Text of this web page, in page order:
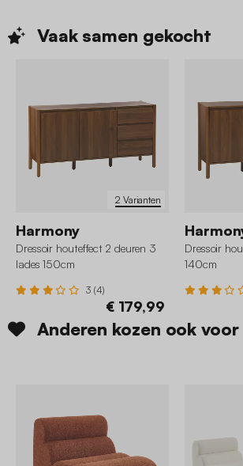
Vaak samen gekocht
2 Varianten
Harmony
Dressoir houteffect 2 deuren 3
lades 150cm
3 (4)
€ 179,99
Dressoir
140cm
Anderen kozen ook voor